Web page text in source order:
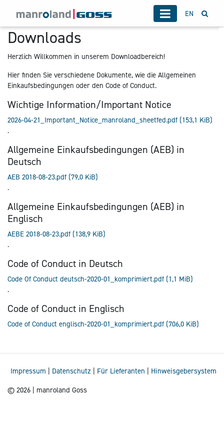
EN
Downloads
Herzlich Willkommen in unserem Downloadbereich!
Hier finden Sie verschiedene Dokumente, wie die Allgemeinen
Einkaufsbedingungen oder den Code of Conduct.
Wichtige Information/Important Notice
2026-04-21_Important_Notice_manroland_sheetfed.pdf (153,1 KiB)
.
Allgemeine Einkaufsbedingungen (AEB) in
Deutsch
AEB 2018-08-23.pdf (79,0 KiB)
.
Allgemeine Einkaufsbedingungen (AEB) in
Englisch
AEBE 2018-08-23.pdf (138,9 KiB)
.
Code of Conduct in Deutsch
Code Of Conduct deutsch-2020-01_komprimiert.pdf (1,1 MiB)
.
Code of Conduct in Englisch
Code of Conduct englisch-2020-01_komprimiert.pdf (706,0 KiB)
Impressum Datenschutz Für Lieferanten Hinweisgebersystem
© 2026 | manroland Goss